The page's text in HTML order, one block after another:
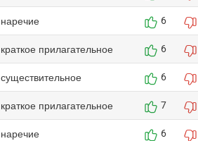
наречие 6
краткое прилагательное 6
существительное 6
краткое прилагательное 7
наречие 6